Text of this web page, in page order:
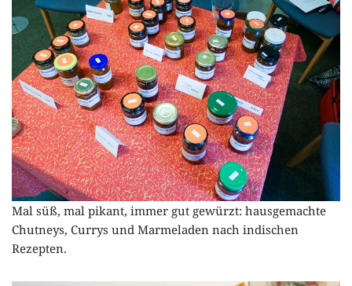
Mal süß, mal pikant, immer gut gewürzt: hausgemachte
Chutneys, Currys und Marmeladen nach indischen
Rezepten.